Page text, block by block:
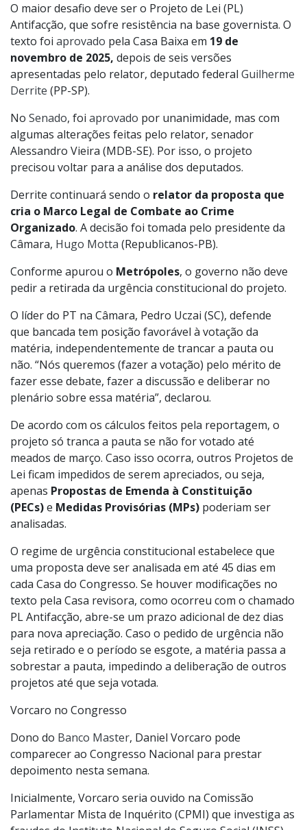
O maior desafio deve ser o Projeto de Lei (PL)
Antifacção, que sofre resistência na base governista. O
texto foi aprovado pela Casa Baixa em 19 de
novembro de 2025, depois de seis versões
apresentadas pelo relator, deputado federal Guilherme
Derrite (PP-SP).
No Senado, foi aprovado por unanimidade, mas com
algumas alterações feitas pelo relator, senador
Alessandro Vieira (MDB-SE). Por isso, o projeto
precisou voltar para a análise dos deputados.
Derrite continuará sendo o relator da proposta que
cria o Marco Legal de Combate ao Crime
Organizado. A decisão foi tomada pelo presidente da
Câmara, Hugo Motta (Republicanos-PB).
Conforme apurou o Metrópoles, o governo não deve
pedir a retirada da urgência constitucional do projeto.
O líder do PT na Câmara, Pedro Uczai (SC), defende
que bancada tem posição favorável à votação da
matéria, independentemente de trancar a pauta ou
não. “Nós queremos (fazer a votação) pelo mérito de
fazer esse debate, fazer a discussão e deliberar no
plenário sobre essa matéria”, declarou.
De acordo com os cálculos feitos pela reportagem, o
projeto só tranca a pauta se não for votado até
meados de março. Caso isso ocorra, outros Projetos de
Lei ficam impedidos de serem apreciados, ou seja,
apenas Propostas de Emenda à Constituição
(PECs)e Medidas Provisórias (MPs) poderiam ser
analisadas.
O regime de urgência constitucional estabelece que
uma proposta deve ser analisada em até 45 dias em
cada Casa do Congresso. Se houver modificações no
texto pela Casa revisora, como ocorreu com o chamado
PL Antifacção, abre-se um prazo adicional de dez dias
para nova apreciação. Caso o pedido de urgência não
seja retirado e o período se esgote, a matéria passa a
sobrestar a pauta, impedindo a deliberação de outros
projetos até que seja votada.
Vorcaro no Congresso
Dono do Banco Master, Daniel Vorcaro pode
comparecer ao Congresso Nacional para prestar
depoimento nesta semana.
Inicialmente, Vorcaro seria ouvido na Comissão
Parlamentar Mista de Inquérito (CPMI) que investiga as